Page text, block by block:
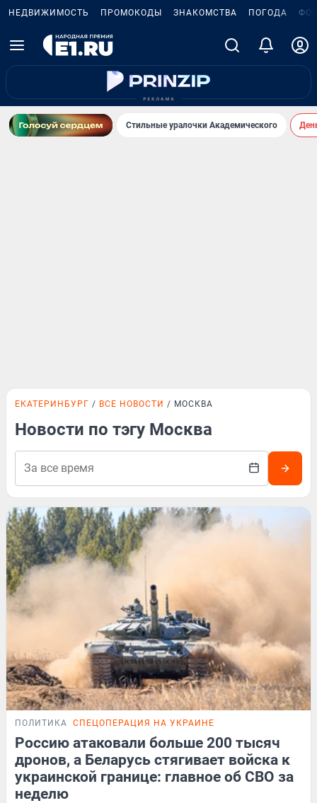
НЕДВИЖИМОСТЬ ПРОМОКОДЫ ЗНАКОМСТВА ПОГОДА
Стильные уралочки Академического
ЕКАТЕРИНБУРГ ВСЕ НОВОСТИ МОСКВА
Новости по тэгу Москва
ПОЛИТИКА СПЕЦОПЕРАЦИЯ НА УКРАИНЕ
Россию атаковали больше 200 тысяч
дронов, а Беларусь стягивает войска к
украинской границе: главное об СВО за
неделю